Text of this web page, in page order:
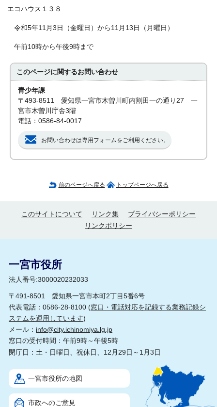
エコハウス１３８
令和5年11月3日（金曜日）から11月13日（月曜日）
午前10時から午後9時まで
このページに関するお問い合わせ
青少年課
〒493-8511 愛知県一宮市木曽川町内割田一の通り27 一
宮市木曽川庁舎3階
電話：0586-84-0017
お問い合わせは専用フォームをご利用ください。
前のページへ戻る トップページへ戻る
このサイトについて リンク集
プライバシーポリシー
リンクポリシー
一宮市役所
法人番号:3000020232033
〒491-8501 愛知県一宮市本町2丁目5番6号
代表電話：0586-28-8100 (窓口・電話対応を記録する業務記録シ
ステムを運用しています)
メール： info@city.ichinomiya.lg.jp
窓口の受付時間：午前9時～午後5時
閉庁日：土・日曜日、祝休日、12月29日～1月3日
一宮市役所の地図
市政へのご意見